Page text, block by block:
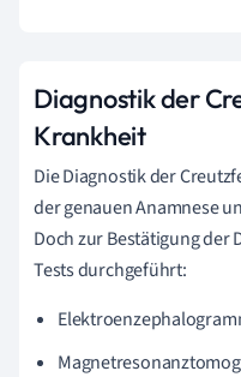
Diagnostik der
Krankheit
Die Diagnostik der
der genauen Anamnese
Doch zur Bestätigung der
Tests durchgeführt: